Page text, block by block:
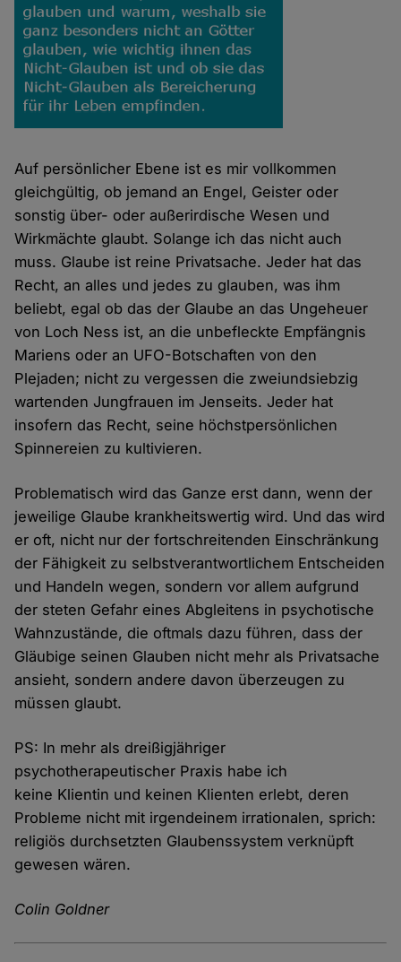
Auf persönlicher Ebene ist es mir vollkommen
gleichgültig, ob jemand an Engel, Geister oder
sonstig über- oder außerirdische Wesen und
Wirkmächte glaubt. Solange ich das nicht auch
muss. Glaube ist reine Privatsache. Jeder hat das
Recht, an alles und jedes zu glauben, was ihm
beliebt, egal ob das der Glaube an das Ungeheuer
von Loch Ness ist, an die unbefleckte Empfängnis
Mariens oder an UFO-Botschaften von den
Plejaden; nicht zu vergessen die zweiundsiebzig
wartenden Jungfrauen im Jenseits. Jeder hat
insofern das Recht, seine höchstpersönlichen
Spinnereien zu kultivieren.
Problematisch wird das Ganze erst dann, wenn der
jeweilige Glaube krankheitswertig wird. Und das wird
er oft, nicht nur der fortschreitenden Einschränkung
der Fähigkeit zu selbstverantwortlichem Entscheiden
und Handeln wegen, sondern vor allem aufgrund
der steten Gefahr eines Abgleitens in psychotische
Wahnzustände, die oftmals dazu führen, dass der
Gläubige seinen Glauben nicht mehr als Privatsache
ansieht, sondern andere davon überzeugen zu
müssen glaubt.
PS: In mehr als dreißigjähriger
psychotherapeutischer Praxis habe ich
keine Klientin und keinen Klienten erlebt, deren
Probleme nicht mit irgendeinem irrationalen, sprich:
religiös durchsetzten Glaubenssystem verknüpft
gewesen wären.
Colin Goldner